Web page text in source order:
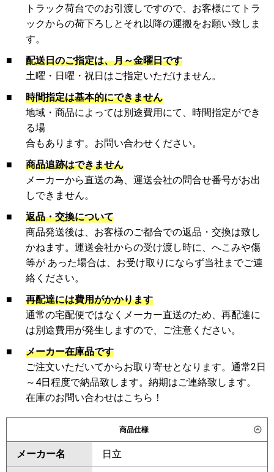
トラック荷台でのお引渡しですので、お客様にてトラ
ックからの荷下ろしとそれ以降の運搬をお願い致しま
す。
■
配送日のご指定は、月～金曜日です
土曜・日曜・祝日はご指定いただけません。
■
時間指定は基本的にできません
地域・商品によっては別途費用にて、時間指定ができ
る場
合もあります。お問い合わせください。
■
商品追跡はできません
メーカーから直送の為、運送会社の問合せ番号がお出
しできません。
■
返品・交換について
商品発送後は、お客様のご都合での返品・交換は致し
かねます。運送会社からの受け渡し時に、へこみや傷
等が あった場合は、お受け取りにならず当社までご連
絡ください。
■
再配達には費用がかかります
通常の宅配便ではなくメーカー直送のため、再配達に
は別途費用が発生しますので、ご注意ください。
■
メーカー在庫品です
ご注文いただいてからお取り寄せとなります。通常2日
～4日程度で納品致します。納期はご連絡致します。
在庫のお問い合わせはこちら！
商品仕様
メーカー名 日立